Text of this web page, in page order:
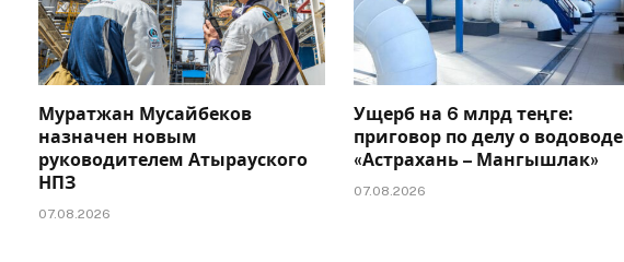
Муратжан Мусайбеков
назначен новым
руководителем Атырауского
НПЗ
07.08.2026
Ущерб на 6 млрд теңге:
приговор по делу о водоводе
«Астрахань – Мангышлак»
07.08.2026